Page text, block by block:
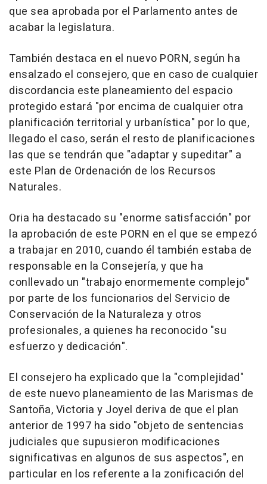
que sea aprobada por el Parlamento antes de
acabar la legislatura.
También destaca en el nuevo PORN, según ha
ensalzado el consejero, que en caso de cualquier
discordancia este planeamiento del espacio
protegido estará "por encima de cualquier otra
planificación territorial y urbanística" por lo que,
llegado el caso, serán el resto de planificaciones
las que se tendrán que "adaptar y supeditar" a
este Plan de Ordenación de los Recursos
Naturales.
Oria ha destacado su "enorme satisfacción" por
la aprobación de este PORN en el que se empezó
a trabajar en 2010, cuando él también estaba de
responsable en la Consejería, y que ha
conllevado un "trabajo enormemente complejo"
por parte de los funcionarios del Servicio de
Conservación de la Naturaleza y otros
profesionales, a quienes ha reconocido "su
esfuerzo y dedicación".
El consejero ha explicado que la "complejidad"
de este nuevo planeamiento de las Marismas de
Santoña, Victoria y Joyel deriva de que el plan
anterior de 1997 ha sido "objeto de sentencias
judiciales que supusieron modificaciones
significativas en algunos de sus aspectos", en
particular en los referente a la zonificación del